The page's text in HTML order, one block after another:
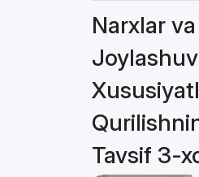
Narxlar
Tavsif 3-